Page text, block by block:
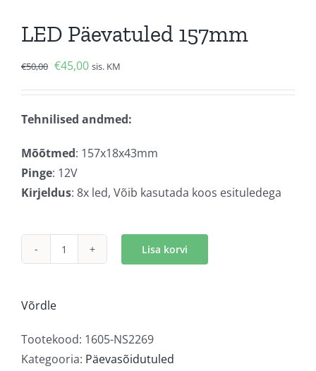
LED Päevatuled 157mm
€50,00 Algne
€50,00.
€45,00Current
€45,00.
sis. KM
Tehnilised andmed:
Mõõtmed: 157x18x43mm
Pinge: 12V
Kirjeldus: 8x led, Võib kasutada koos esituledega
LED
Lisa korvi
Võrdle
Tootekood: 1605-NS2269
Kategooria: Päevasõidutuled